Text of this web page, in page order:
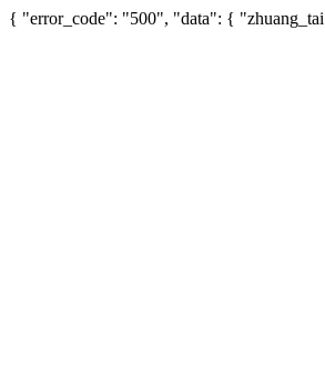
{ "error_code": "500", "data": {